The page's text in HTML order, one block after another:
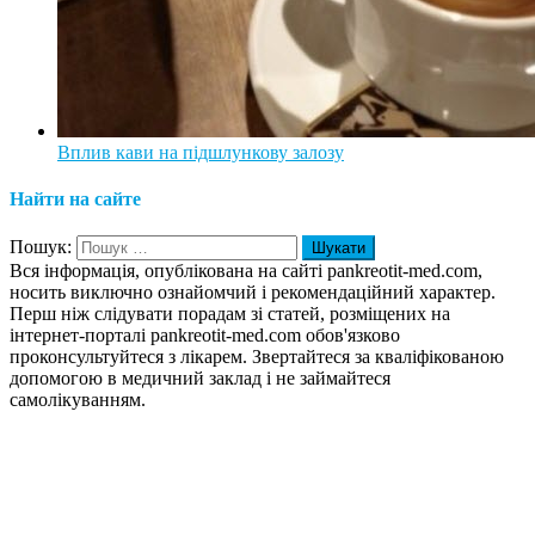
Вплив кави на підшлункову залозу
Найти на сайте
Пошук:
Вся інформація, опублікована на сайті pankreotit-med.com,
носить виключно ознайомчий і рекомендаційний характер.
Перш ніж слідувати порадам зі статей, розміщених на
інтернет-порталі pankreotit-med.com обов'язково
проконсультуйтеся з лікарем. Звертайтеся за кваліфікованою
допомогою в медичний заклад і не займайтеся
самолікуванням.